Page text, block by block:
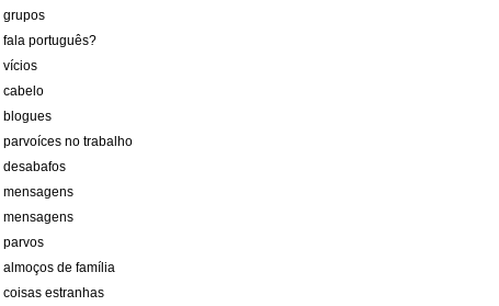
grupos
fala português?
vícios
cabelo
blogues
parvoíces no trabalho
desabafos
mensagens
mensagens
parvos
almoços de família
coisas estranhas